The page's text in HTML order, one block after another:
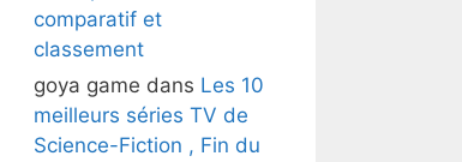
comparatif et
classement
goya game dans Les 10
meilleurs séries TV de
Science-Fiction , Fin du